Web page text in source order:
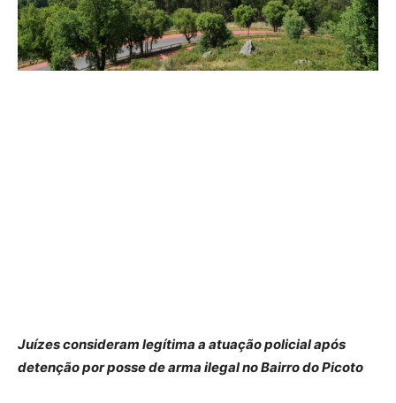
Juízes consideram legítima a atuação policial após
detenção por posse de arma ilegal no Bairro do Picoto